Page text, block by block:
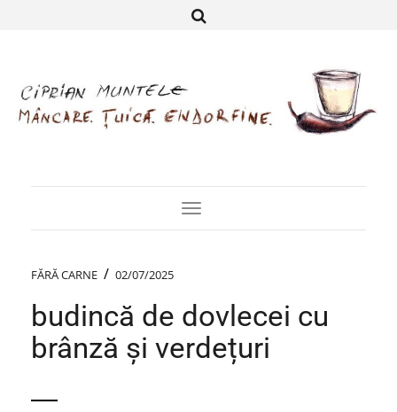
Toggle
Navigation
FĂRĂ CARNE / 02/07/2025
budincă de dovlecei cu
brânză și verdețuri